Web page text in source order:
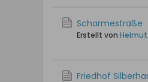
Scharmestraße
Erstellt von
Friedhof